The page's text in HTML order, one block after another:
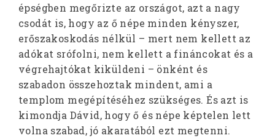
épségben megőrizte az országot, azt a nagy
csodát is, hogy az ő népe minden kényszer,
erőszakoskodás nélkül – mert nem kellett az
adókat srófolni, nem kellett a fináncokat és a
végrehajtókat kiküldeni – önként és
szabadon összehoztak mindent, ami a
templom megépítéséhez szükséges. És azt is
kimondja Dávid, hogy ő és népe képtelen lett
volna szabad, jó akaratából ezt megtenni.